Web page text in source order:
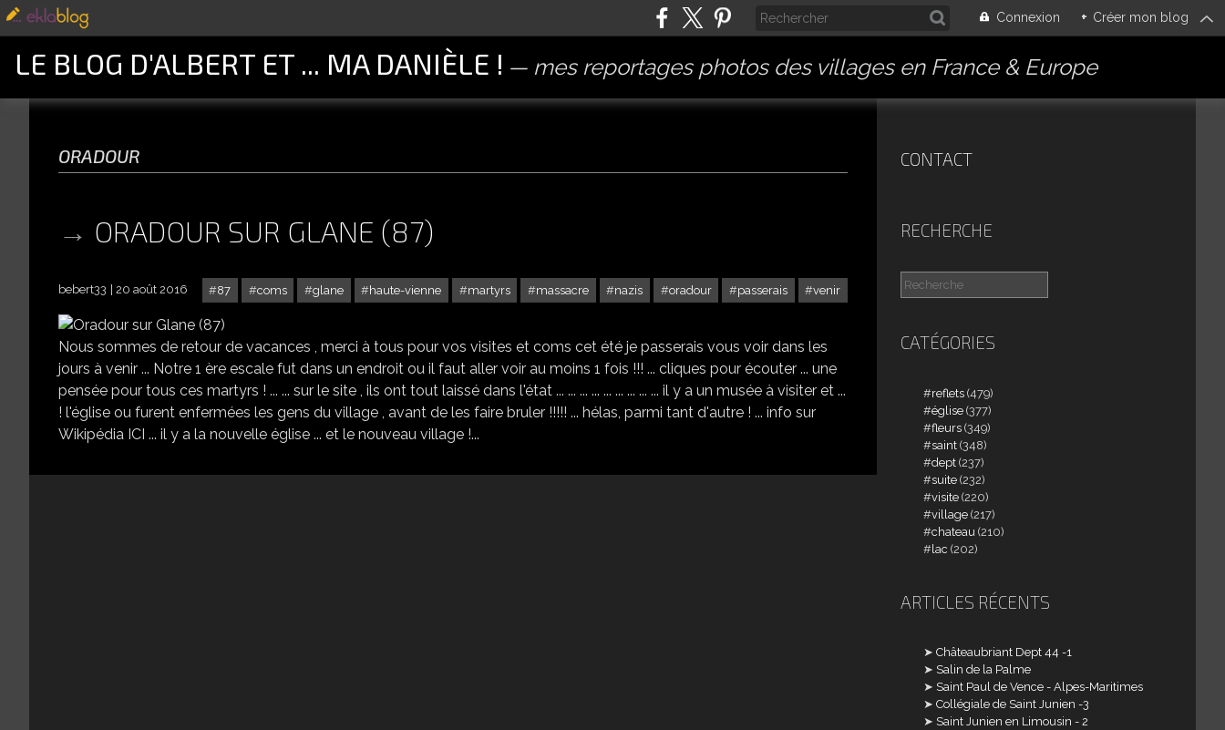
Connexion + Créer mon blog
LE BLOG D'ALBERT ET ... MA DANIÈLE ! mes reportages photos des villages en France & Europe
oradour
ORADOUR SUR GLANE (87)
87 coms glane haute-vienne martyrs massacre nazis oradour passerais venir
bebert33 20 août 2016 ORADOUR SUR GLANE (87)
Nous sommes de retour de vacances , merci à tous pour vos visites et coms cet été je passerais vous voir dans les
jours à venir ... Notre 1 ère escale fut dans un endroit ou il faut aller voir au moins 1 fois !!! ... cliques pour écouter ... une
pensée pour tous ces martyrs ! ... ... sur le site , ils ont tout laissé dans l'état ... ... ... ... ... ... ... ... ... il y a un musée à visiter et ...
! l'église ou furent enfermées les gens du village , avant de les faire bruler !!!!! ... hélas, parmi tant d'autre ! ... info sur
Wikipédia ICI ... il y a la nouvelle église ... et le nouveau village !...
CONTACT
RECHERCHE
CATÉGORIES
reflets (479)
église (377)
fleurs (349)
saint (348)
dept (237)
suite (232)
visite (220)
village (217)
chateau (210)
lac (202)
ARTICLES RÉCENTS
Châteaubriant Dept 44 -1
Salin de la Palme
Saint Paul de Vence - Alpes-Maritimes
Collégiale de Saint Junien -3
Saint Junien en Limousin - 2